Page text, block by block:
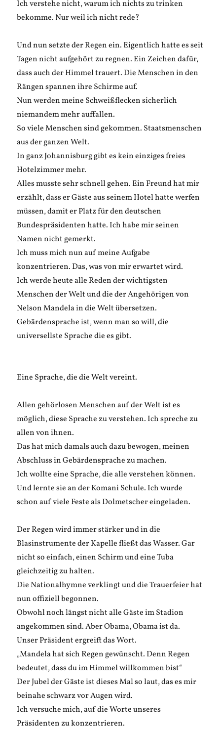
Ich verstehe nicht, warum ich nichts zu trinken
bekomme. Nur weil ich nicht rede?
Und nun setzte der Regen ein. Eigentlich hatte es seit
Tagen nicht aufgehört zu regnen. Ein Zeichen dafür,
dass auch der Himmel trauert. Die Menschen in den
Rängen spannen ihre Schirme auf.
Nun werden meine Schweißflecken sicherlich
niemandem mehr auffallen.
So viele Menschen sind gekommen. Staatsmenschen
aus der ganzen Welt.
In ganz Johannisburg gibt es kein einziges freies
Hotelzimmer mehr.
Alles musste sehr schnell gehen. Ein Freund hat mir
erzählt, dass er Gäste aus seinem Hotel hatte werfen
müssen, damit er Platz für den deutschen
Bundespräsidenten hatte. Ich habe mir seinen
Namen nicht gemerkt.
Ich muss mich nun auf meine Aufgabe
konzentrieren. Das, was von mir erwartet wird.
Ich werde heute alle Reden der wichtigsten
Menschen der Welt und die der Angehörigen von
Nelson Mandela in die Welt übersetzen.
Gebärdensprache ist, wenn man so will, die
universellste Sprache die es gibt.
Eine Sprache, die die Welt vereint.
Allen gehörlosen Menschen auf der Welt ist es
möglich, diese Sprache zu verstehen. Ich spreche zu
allen von ihnen.
Das hat mich damals auch dazu bewogen, meinen
Abschluss in Gebärdensprache zu machen.
Ich wollte eine Sprache, die alle verstehen können.
Und lernte sie an der Komani Schule. Ich wurde
schon auf viele Feste als Dolmetscher eingeladen.
Der Regen wird immer stärker und in die
Blasinstrumente der Kapelle fließt das Wasser. Gar
nicht so einfach, einen Schirm und eine Tuba
gleichzeitig zu halten.
Die Nationalhymne verklingt und die Trauerfeier hat
nun offiziell begonnen.
Obwohl noch längst nicht alle Gäste im Stadion
angekommen sind. Aber Obama, Obama ist da.
Unser Präsident ergreift das Wort.
„Mandela hat sich Regen gewünscht. Denn Regen
bedeutet, dass du im Himmel willkommen bist“
Der Jubel der Gäste ist dieses Mal so laut, das es mir
beinahe schwarz vor Augen wird.
Ich versuche mich, auf die Worte unseres
Präsidenten zu konzentrieren.